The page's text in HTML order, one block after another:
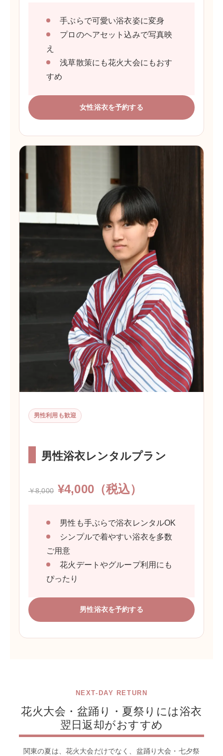
手ぶらで可愛い浴衣姿に変身
プロのヘアセット込みで写真映
え
浅草散策にも花火大会にもおす
すめ
女性浴衣を予約する
男性利用も歓迎
男性浴衣レンタルプラン
￥8,000 ¥4,000（税込）
男性も手ぶらで浴衣レンタルOK
シンプルで着やすい浴衣を多数
ご用意
花火デートやグループ利用にも
ぴったり
男性浴衣を予約する
NEXT-DAY RETURN
花火大会・盆踊り・夏祭りには浴衣
翌日返却がおすすめ
関東の夏は、花火大会だけでなく、盆踊り大会・七夕祭